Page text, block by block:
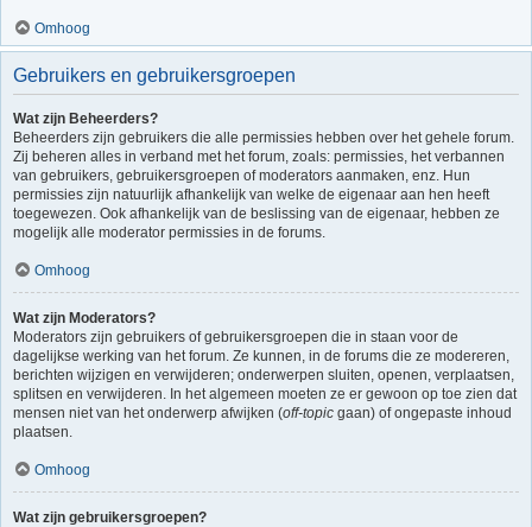
Omhoog
Gebruikers en gebruikersgroepen
Wat zijn Beheerders?
Beheerders zijn gebruikers die alle permissies hebben over het gehele forum.
Zij beheren alles in verband met het forum, zoals: permissies, het verbannen
van gebruikers, gebruikersgroepen of moderators aanmaken, enz. Hun
permissies zijn natuurlijk afhankelijk van welke de eigenaar aan hen heeft
toegewezen. Ook afhankelijk van de beslissing van de eigenaar, hebben ze
mogelijk alle moderator permissies in de forums.
Omhoog
Wat zijn Moderators?
Moderators zijn gebruikers of gebruikersgroepen die in staan voor de
dagelijkse werking van het forum. Ze kunnen, in de forums die ze modereren,
berichten wijzigen en verwijderen; onderwerpen sluiten, openen, verplaatsen,
splitsen en verwijderen. In het algemeen moeten ze er gewoon op toe zien dat
mensen niet van het onderwerp afwijken (off-topic gaan) of ongepaste inhoud
plaatsen.
Omhoog
Wat zijn gebruikersgroepen?